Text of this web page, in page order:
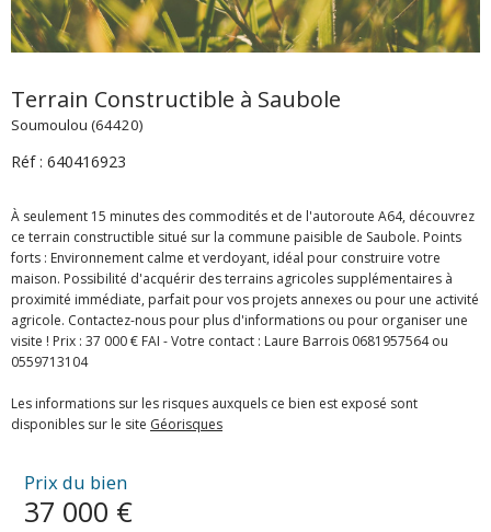
Terrain Constructible à Saubole
Soumoulou (64420)
Réf : 640416923
À seulement 15 minutes des commodités et de l'autoroute A64, découvrez
ce terrain constructible situé sur la commune paisible de Saubole. Points
forts : Environnement calme et verdoyant, idéal pour construire votre
maison. Possibilité d'acquérir des terrains agricoles supplémentaires à
proximité immédiate, parfait pour vos projets annexes ou pour une activité
agricole. Contactez-nous pour plus d'informations ou pour organiser une
visite ! Prix : 37 000 € FAI - Votre contact : Laure Barrois 0681957564 ou
0559713104
Les informations sur les risques auxquels ce bien est exposé sont
disponibles sur le site Géorisques
Prix du bien
37 000 €